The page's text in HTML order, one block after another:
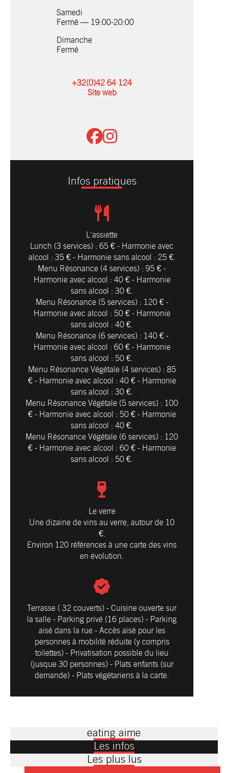
Samedi
Fermé — 19:00-20:00
Dimanche
Fermé
+32(0)42 64 124
Site web
Infos pratiques
L'assiette
Lunch (3 services) : 65 € - Harmonie avec
alcool : 35 € - Harmonie sans alcool : 25 €.
Menu Résonance (4 services) : 95 € -
Harmonie avec alcool : 40 € - Harmonie
sans alcool : 30 €.
Menu Résonance (5 services) : 120 € -
Harmonie avec alcool : 50 € - Harmonie
sans alcool : 40 €.
Menu Résonance (6 services) : 140 € -
Harmonie avec alcool : 60 € - Harmonie
sans alcool : 50 €.
Menu Résonance Végétale (4 services) : 85
€ - Harmonie avec alcool : 40 € - Harmonie
sans alcool : 30 €.
Menu Résonance Végétale (5 services) : 100
€ - Harmonie avec alcool : 50 € - Harmonie
sans alcool : 40 €.
Menu Résonance Végétale (6 services) : 120
€ - Harmonie avec alcool : 60 € - Harmonie
sans alcool : 50 €.
Le verre
Une dizaine de vins au verre, autour de 10
€.
Environ 120 références à une carte des vins
en évolution.
Terrasse ( 32 couverts) - Cuisine ouverte sur
la salle - Parking privé (16 places) - Parking
aisé dans la rue - Accès aisé pour les
personnes à mobilité réduite (y compris
toilettes) - Privatisation possible du lieu
(jusque 30 personnes) - Plats enfants (sur
demande) - Plats végétariens à la carte.
eating aime
Les infos
Les plus lus